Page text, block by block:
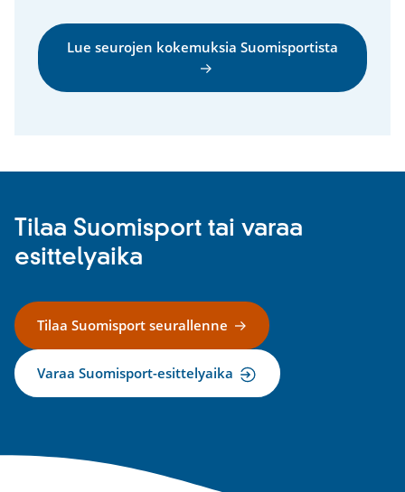
Lue seurojen kokemuksia Suomisportista
Tilaa Suomisport tai varaa
esittelyaika
Tilaa Suomisport seurallenne
Varaa Suomisport-esittelyaika